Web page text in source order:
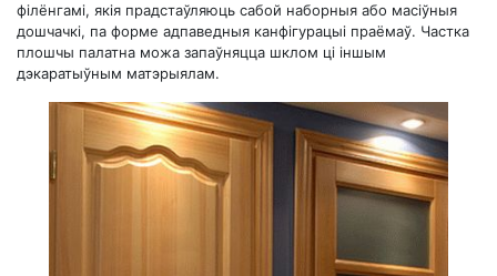
філёнгамі, якія прадстаўляюць сабой наборныя або масіўныя
дошчачкі, па форме адпаведныя канфігурацыі праёмаў. Частка
плошчы палатна можа запаўняцца шклом ці іншым
дэкаратыўным матэрыялам.